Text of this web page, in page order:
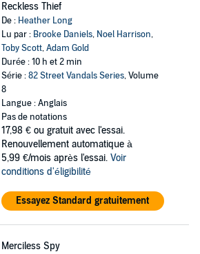
Reckless Thief
De : Heather Long
Lu par : Brooke Daniels, Noel Harrison,
Toby Scott,Adam Gold
Durée : 10 h et 2 min
Série :82 Street Vandals Series, Volume
8
Langue : Anglais
Pas de notations
17,98 € ou gratuit avec l'essai.
Renouvellement automatique à
5,99 €/mois après l'essai. Voir
conditions d'éligibilité
Essayez Standard gratuitement
Merciless Spy